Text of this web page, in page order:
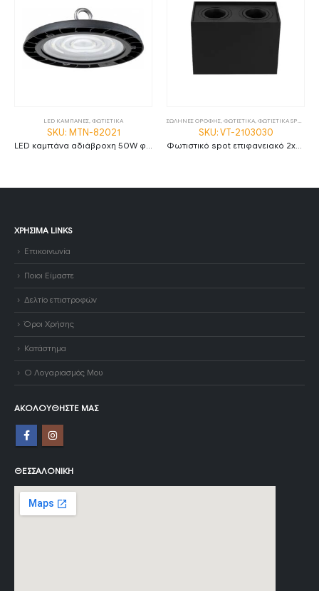
LED ΚΑΜΠΑΝΕΣ ΦΩΤΙΣΤΙΚΑ
SKU: MTN-82021
ΣΩΛΗΝΕΣ ΟΡΟΦΗΣ ΦΩΤΙΣΤΙΚΑ ΦΩΤΙΣΤΙΚΑ SPOT
SKU: VT-2103030
ΧΡΉΣΙΜΑ LINKS
Επικοινωνία
Ποιοι Είμαστε
Δελτίο επιστροφών
Όροι Χρήσης
Κατάστημα
Ο Λογαριασμός Μου
ΑΚΟΛΟΥΘΉΣΤΕ ΜΑΣ
ΘΕΣΣΑΛΟΝΊΚΗ